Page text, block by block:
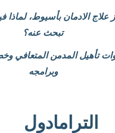
علاج الادمان بأسيوط، لماذا
تبحث عنه؟
تأهيل المدمن المتعافي
وبرامجه